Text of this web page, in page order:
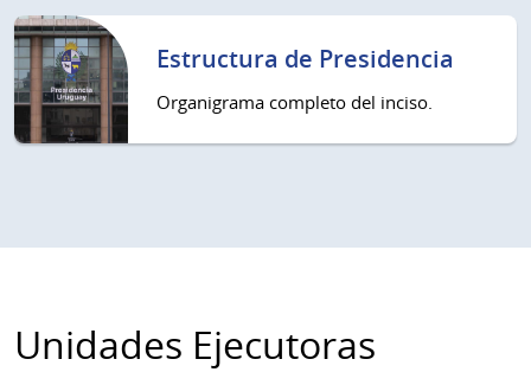
Estructura de Presidencia
Organigrama completo del inciso.
Unidades Ejecutoras